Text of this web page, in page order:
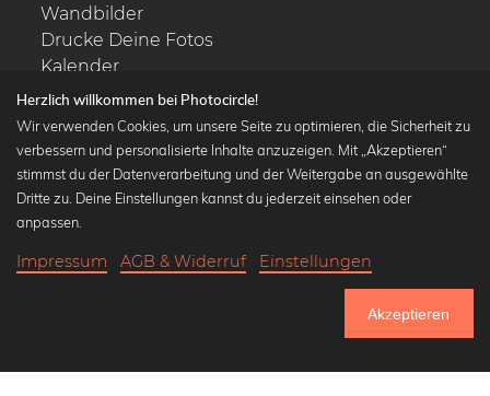
Bis Donnerstag: 20% Rabatt auf alle Bilder
Wandbilder
Drucke Deine Fotos
Kalender
Beliebte Kollektionen
Wandbilder in schwarz-weiß
Klassiker der Kunstgeschichte
Herzlich willkommen bei Photocircle!
Wir verwenden Cookies, um unsere Seite zu optimieren, die Sicherheit zu
verbessern und personalisierte Inhalte anzuzeigen. Mit „Akzeptieren“
stimmst du der Datenverarbeitung und der Weitergabe an ausgewählte
Dritte zu. Deine Einstellungen kannst du jederzeit einsehen oder
anpassen.
Impressum AGB & Widerruf Einstellungen
Akzeptieren